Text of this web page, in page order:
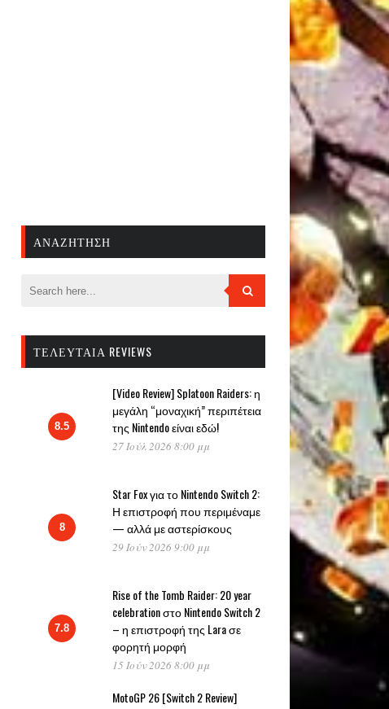
ΑΝΑΖΉΤΗΣΗ
ΤΕΛΕΥΤΑΊΑ REVIEWS
8.5
[Video Review] Splatoon Raiders: η
μεγάλη “μοναχική” περιπέτεια
της Nintendo είναι εδώ!
27 Ιούλ 2026 8:00 μμ
8
Star Fox για το Nintendo Switch 2:
Η επιστροφή που περιμέναμε
— αλλά με αστερίσκους
29 Ιούν 2026 9:00 μμ
7.8
Rise of the Tomb Raider: 20 year
celebration στο Nintendo Switch 2
– η επιστροφή της Lara σε
φορητή μορφή
15 Ιούν 2026 8:00 μμ
MotoGP 26 [Switch 2 Review]